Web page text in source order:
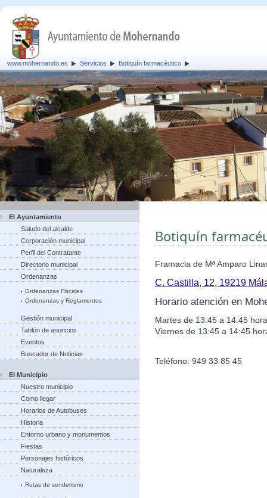
www.mohernando.es Servicios Botiquín farmacéutico
El Ayuntamiento
Saludo del alcalde
Corporación municipal
Perfil del Contratante
Directorio municipal
Ordenanzas
Ordenanzas Fiscales
Ordenanzas y Reglamentos
Gestión municipal
Tablón de anuncios
Eventos
Buscador de Noticias
El Municipio
Nuestro municipio
Como llegar
Horarios de Autobuses
Historia
Entorno urbano y monumentos
Fiestas
Personajes históricos
Naturaleza
Rutas de senderismo
Botiquín
Framacia de Mª Amparo
C. Castilla, 12, 19219
Horario atención en
Martes de 13:45 a 14:45
Viernes de 13:45 a 14:45
Teléfono: 949 33 85 45